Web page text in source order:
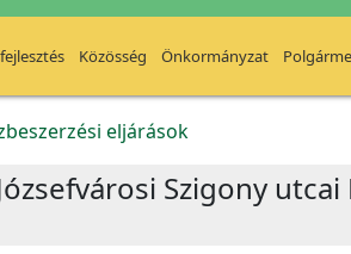
Közösség Önkormányzat
eljárások
Szigony